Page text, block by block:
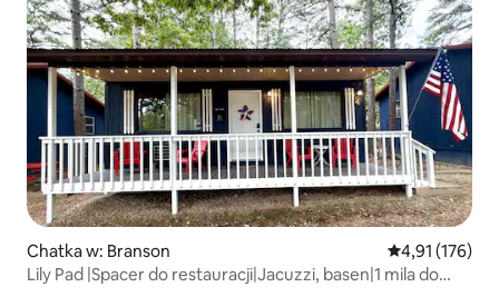
Chatka w: Branson Średnia
4,91 (176)
Lily Pad |Spacer do restauracji|Jacuzzi, basen|1 mila do